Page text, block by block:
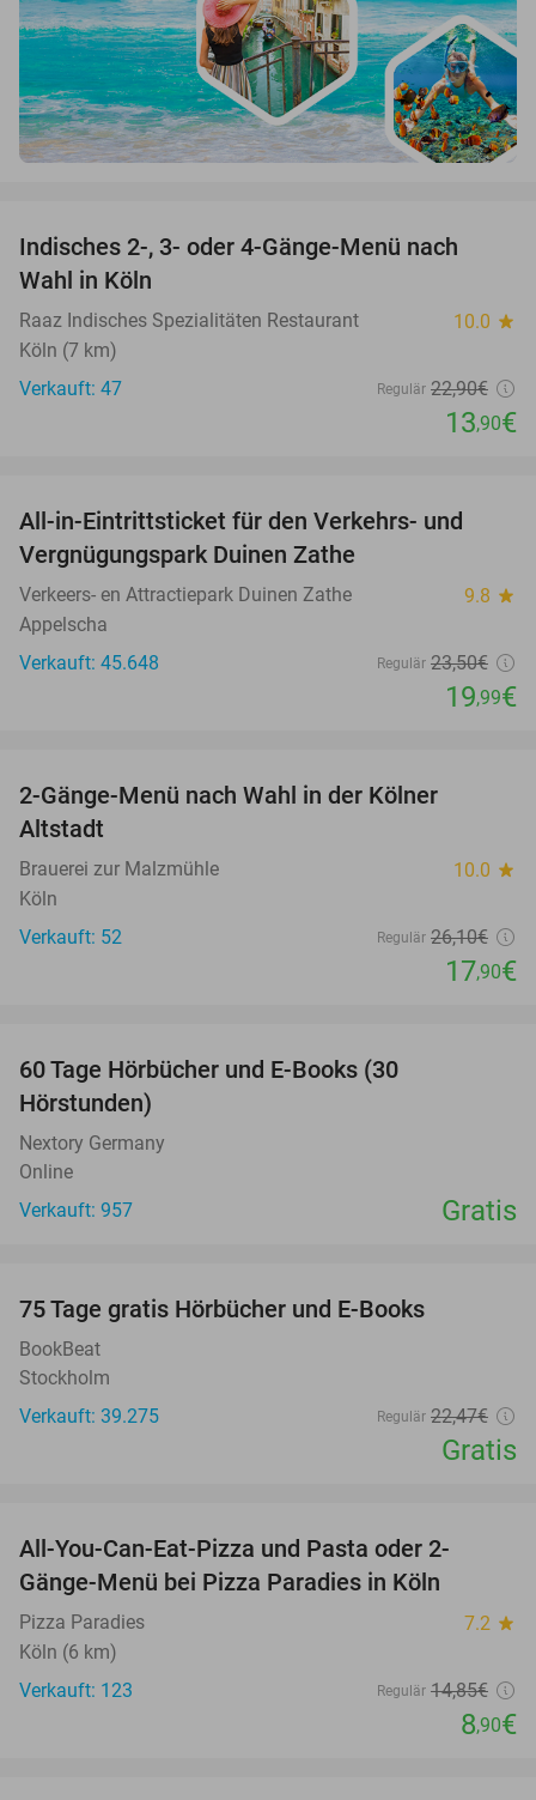
Indisches 2-, 3- oder 4-Gänge-Menü nach
Wahl in Köln
Raaz Indisches Spezialitäten Restaurant 10.0 star
Köln (7 km)
Verkauft: 47
Regulär 22,90€
13,90€
All-in-Eintrittsticket für den Verkehrs- und
Vergnügungspark Duinen Zathe
Verkeers- en Attractiepark Duinen Zathe 9.8 star
Appelscha
Verkauft: 45.648
Regulär 23,50€
19,99€
2-Gänge-Menü nach Wahl in der Kölner
Altstadt
Brauerei zur Malzmühle 10.0 star
Köln
Verkauft: 52
Regulär 26,10€
17,90€
60 Tage Hörbücher und E-Books (30
Hörstunden)
Nextory Germany
Online
Verkauft: 957
Gratis
75 Tage gratis Hörbücher und E-Books
BookBeat
Stockholm
Verkauft: 39.275
Regulär 22,47€
Gratis
All-You-Can-Eat-Pizza und Pasta oder 2-
Gänge-Menü bei Pizza Paradies in Köln
Pizza Paradies 7.2 star
Köln (6 km)
Verkauft: 123
Regulär 14,85€
8,90€